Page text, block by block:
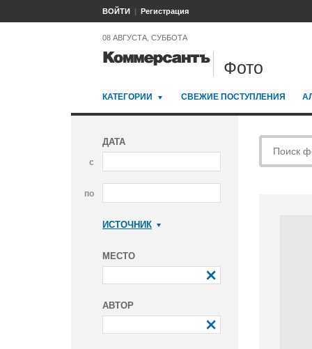
ВОЙТИ Регистрация
08 АВГУСТА, СУББОТА
Фото
КАТЕГОРИИ СВЕЖИЕ ПОСТУПЛЕНИЯ
ДАТА
с
по
ИСТОЧНИК
МЕСТО
АВТОР